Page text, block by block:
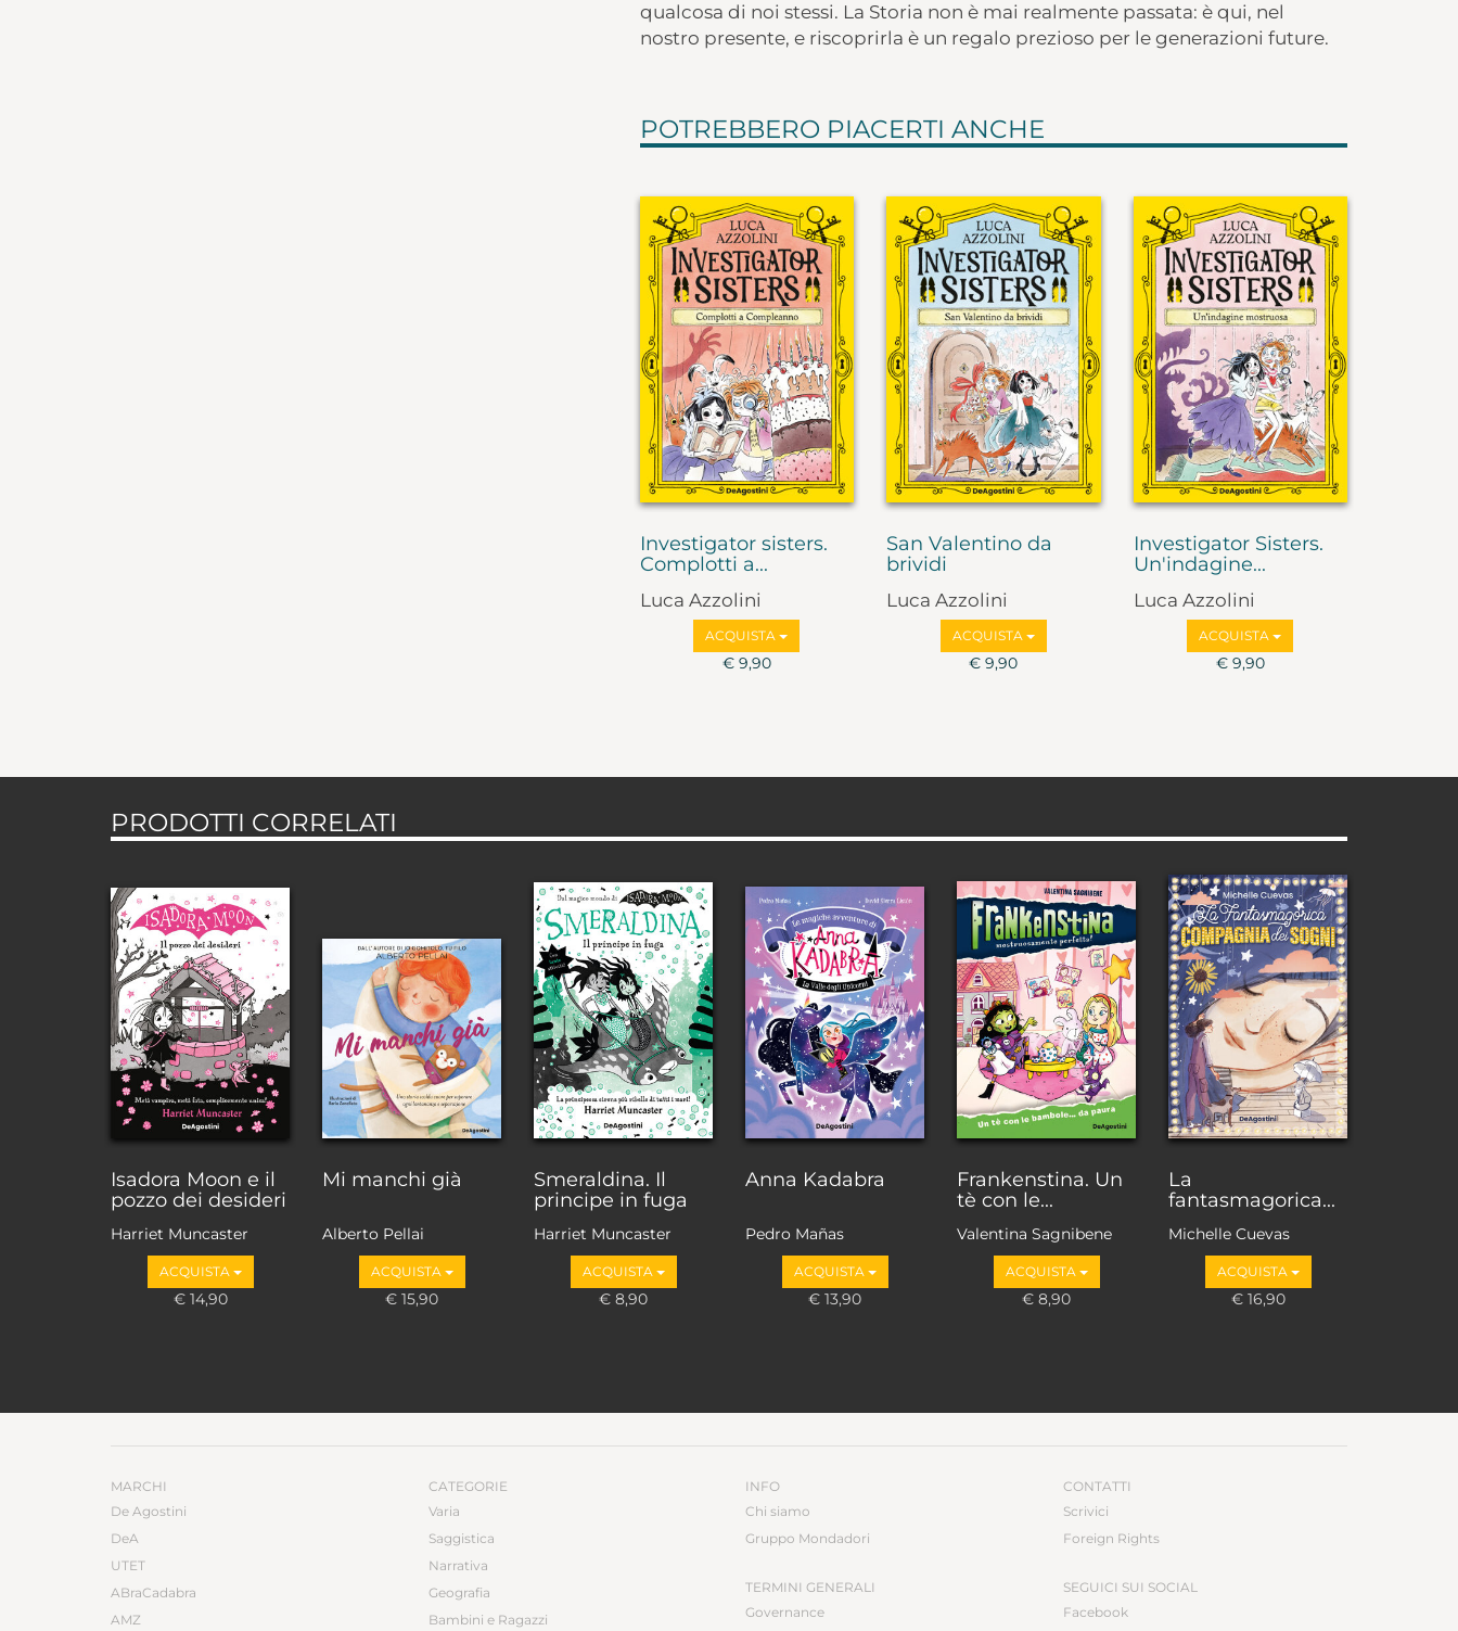
qualcosa di noi stessi. La Storia non è mai realmente passata: è qui, nel
nostro presente, e riscoprirla è un regalo prezioso per le generazioni future.
POTREBBERO PIACERTI ANCHE
Investigator sisters.
Complotti a...
Luca Azzolini
ACQUISTA
€ 9,90
San Valentino da
brividi
Luca Azzolini
ACQUISTA
€ 9,90
Investigator Sisters.
Un'indagine...
Luca Azzolini
ACQUISTA
€ 9,90
PRODOTTI CORRELATI
Isadora Moon e il
pozzo dei desideri
Harriet Muncaster
ACQUISTA
€ 14,90
Mi manchi già
Alberto Pellai
ACQUISTA
€ 15,90
Smeraldina. Il
principe in fuga
Harriet Muncaster
ACQUISTA
€ 8,90
Anna Kadabra
Pedro Mañas
ACQUISTA
€ 13,90
Frankenstina. Un
tè con le...
Valentina Sagnibene
ACQUISTA
€ 8,90
La
fantasmagorica...
Michelle Cuevas
ACQUISTA
€ 16,90
MARCHI
De Agostini
DeA
UTET
ABraCadabra
AMZ
CATEGORIE
Varia
Saggistica
Narrativa
Geografia
Bambini e Ragazzi
INFO
Chi siamo
Gruppo Mondadori
TERMINI GENERALI
Governance
CONTATTI
Scrivici
Foreign Rights
SEGUICI SUI SOCIAL
Facebook